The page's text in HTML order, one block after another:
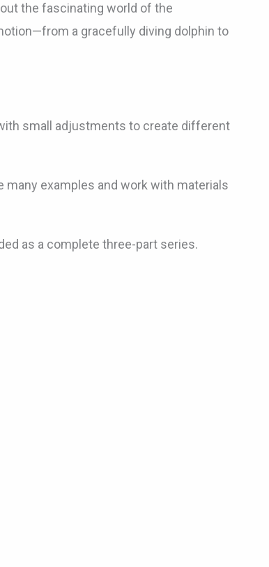
the fascinating world of the
a gracefully diving dolphin to
small adjustments to create different
many examples and work with materials
as a complete three-part series.